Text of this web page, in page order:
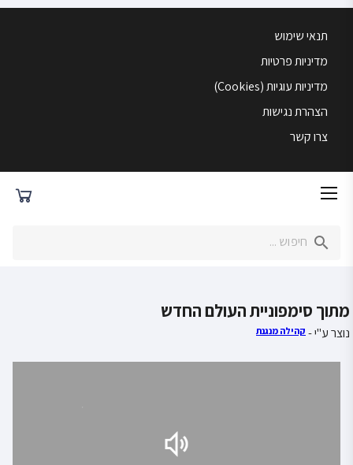
תנאי שימוש
מדיניות פרטיות
מדיניות עוגיות (Cookies)
הצהרת נגישות
צרו קשר
מתוך סימפוניית העולם החדש
נוצר ע"י - קהילה מנגנת